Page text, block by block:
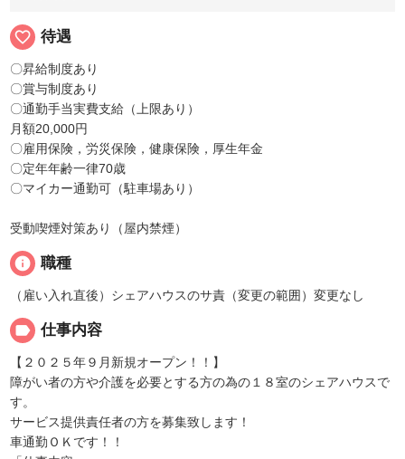
favorite_border 待遇
〇昇給制度あり
〇賞与制度あり
〇通勤手当実費支給（上限あり）
月額20,000円
〇雇用保険，労災保険，健康保険，厚生年金
〇定年年齢一律70歳
〇マイカー通勤可（駐車場あり）
受動喫煙対策あり（屋内禁煙）
info 職種
（雇い入れ直後）シェアハウスのサ責（変更の範囲）変更なし
label 仕事内容
【２０２５年９月新規オープン！！】
障がい者の方や介護を必要とする方の為の１８室のシェアハウスで
す。
サービス提供責任者の方を募集致します！
車通勤ＯＫです！！